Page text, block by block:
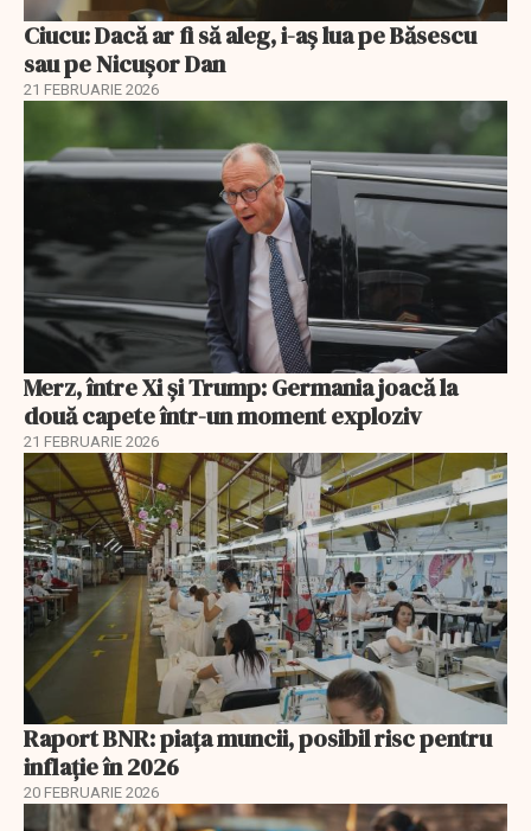
Ciucu: Dacă ar fi să aleg, i-aș lua pe Băsescu
sau pe Nicușor Dan
21 FEBRUARIE 2026
Merz, între Xi și Trump: Germania joacă la
două capete într-un moment exploziv
21 FEBRUARIE 2026
Raport BNR: piața muncii, posibil risc pentru
inflație în 2026
20 FEBRUARIE 2026